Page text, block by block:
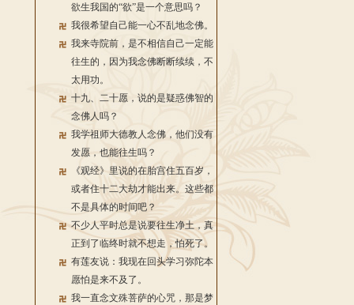
欲生我国的“欲”是一个意思吗？
我很希望自己能一心不乱地念佛。
我来寺院前，是不相信自己一定能
往生的，因为我念佛断断续续，不
太用功。
十九、二十愿，说的是疑惑佛智的
念佛人吗？
我学祖师大德教人念佛，他们没有
发愿，也能往生吗？
《观经》里说的在胎宫住五百岁，
或者住十二大劫才能出来。这些都
不是具体的时间吧？
不少人平时总是说要往生净土，真
正到了临终时就不想走，怕死了。
有莲友说：我现在回头学习弥陀本
愿怕是来不及了。
我一直念文殊菩萨的心咒，那是梦